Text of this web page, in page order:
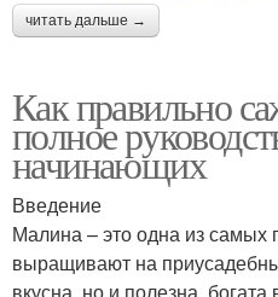
читать дальше →
Как правильно
полное
начинающих
Введение
Малина – это одна из самых
выращивают на